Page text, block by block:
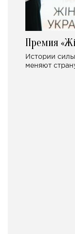
Премия
Истории
меняют